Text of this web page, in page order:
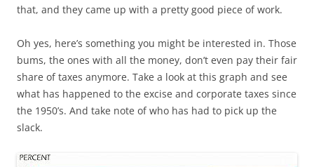
that, and they came up with a pretty good piece of work.
Oh yes, here’s something you might be interested in. Those
bums, the ones with all the money, don’t even pay their fair
share of taxes anymore. Take a look at this graph and see
what has happened to the excise and corporate taxes since
the 1950’s. And take note of who has had to pick up the
slack.